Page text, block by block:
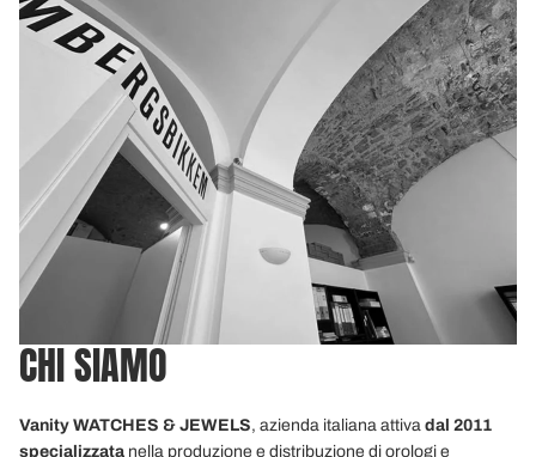
CHI SIAMO
Vanity WATCHES & JEWELS, azienda italiana attiva dal 2011
specializzata nella produzione e distribuzione di orologi e